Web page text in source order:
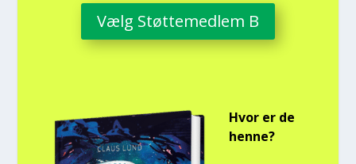
Vælg Støt­te­med­lem B
Hvor er de
hen­ne?